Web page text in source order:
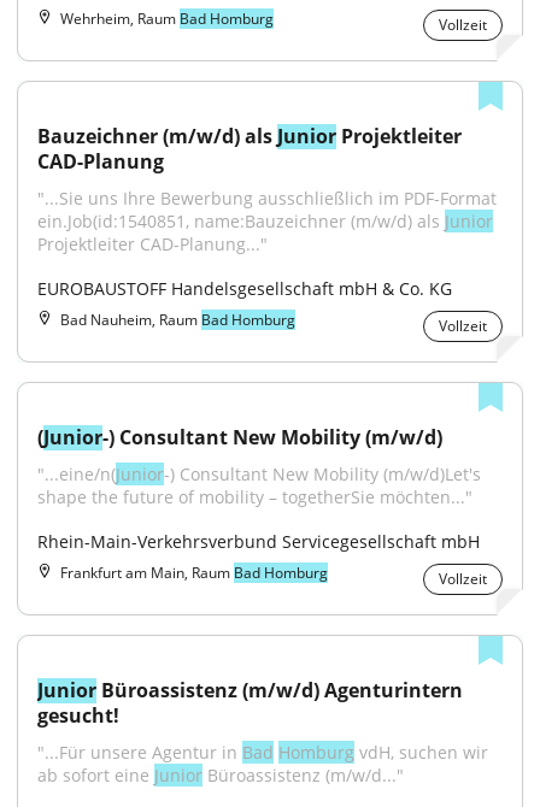
Wehrheim, Raum Bad Homburg Vollzeit
Bauzeichner (m/w/d) als Junior Projektleiter
CAD-Planung
"...Sie uns Ihre Bewerbung ausschließlich im PDF-Format
ein.Job(id:1540851, name:Bauzeichner (m/w/d) als Junior
Projektleiter CAD-Planung..."
EUROBAUSTOFF Handelsgesellschaft mbH & Co. KG
Bad Nauheim, Raum Bad Homburg Vollzeit
(Junior-) Consultant New Mobility (m/w/d)
"...eine/n(Junior-) Consultant New Mobility (m/w/d)Let's
shape the future of mobility – togetherSie möchten..."
Rhein-Main-Verkehrsverbund Servicegesellschaft mbH
Frankfurt am Main, Raum Bad Homburg Vollzeit
Junior Büroassistenz (m/w/d) Agenturintern
gesucht!
"...Für unsere Agentur in Bad Homburg vdH, suchen wir
ab sofort eine Junior Büroassistenz (m/w/d..."